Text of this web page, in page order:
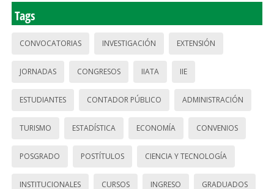
Tags
CONVOCATORIAS INVESTIGACIÓN EXTENSIÓN
JORNADAS CONGRESOS IIATA IIE
ESTUDIANTES CONTADOR PÚBLICO ADMINISTRACIÓN
TURISMO ESTADÍSTICA ECONOMÍA CONVENIOS
POSGRADO POSTÍTULOS CIENCIA Y TECNOLOGÍA
INSTITUCIONALES CURSOS INGRESO GRADUADOS